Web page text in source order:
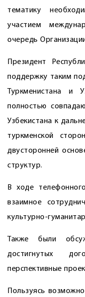
тематику
участием
очередь
Президент
поддержку таким
Туркменистана и
полностью
Узбекистана к
туркменской
двусторонней
структур.
В ходе
взаимное
культурно-
Также были
достигнутых
перспективные
Пользуясь